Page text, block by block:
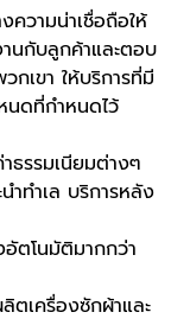
ความน่าเชื่อถือให้
นกับลูกค้าและตอบ
เขา ให้บริการที่มี
ดที่กำหนดไว้
ธรรมเนียมต่างๆ
ำทำเล บริการหลัง
ตโนมัติมากกว่า
ตเครื่องซักผ้าและ